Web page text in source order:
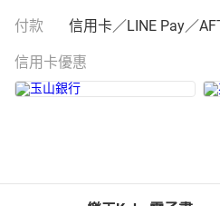
付款 信用卡／LINE Pay／
信用卡優惠